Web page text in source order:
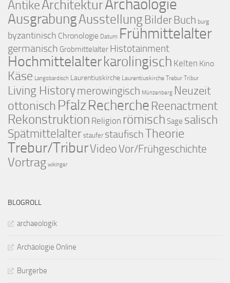
AntikeArchitekturArchäologie
AusgrabungAusstellungBilder Buch burg
byzantinisch Chronologie Datum Frühmittelalter
germanisch Grobmittelalter Histotainment
Hochmittelalterkarolingisch Kelten Kino
Käse Langobardisch Laurentiuskirche Laurentiuskirche Trebur Tribur
Living Historymerowingisch Münzenberg Neuzeit
ottonisch PfalzRecherche Reenactment
Rekonstruktion Religion römisch Sage salisch
Spätmittelalter staufer staufischTheorie
Trebur/TriburVideoVor/Frühgeschichte
Vortrag wikinger
BLOGROLL
archaeologik
Archäologie Online
Burgerbe